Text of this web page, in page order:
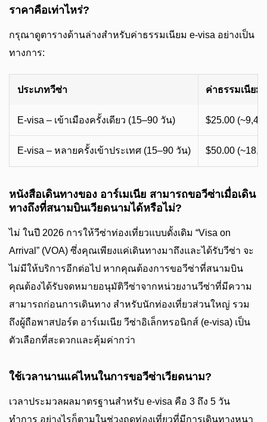
ราคาคือเท่าไหร่?
กรุณาดูตารางด้านล่างสำหรับค่าธรรมเนียม e-visa อย่างเป็น
ทางการ:
ประเภทวีซ่า ค่าธรรมเนียม
E-visa – เข้าเมืองครั้งเดียว (15–90 วัน) $25.00
E-visa – หลายครั้งเข้าประเทศ (15–90 วัน) $50.00
หนังสือเดินทางของ อาร์เมเนีย สามารถขอวีซ่าเมื่อเดิน
ทางถึงที่สนามบินเวียดนามได้หรือไม่?
ไม่ ในปี 2026 การให้วีซ่าท่องเที่ยวแบบดั้งเดิม “Visa on
Arrival” (VOA) ซึ่งคุณเพียงแค่เดินทางมาถึงและได้รับวีซ่า จะ
ไม่มีให้บริการอีกต่อไป หากคุณต้องการขอวีซ่าที่สนามบิน
คุณต้องได้รับจดหมายอนุมัติวีซ่าจากหน่วยงานวีซ่าที่มีความ
สามารถก่อนการเดินทาง สำหรับนักท่องเที่ยวส่วนใหญ่ รวม
ถึงผู้ถือพาสปอร์ต อาร์เมเนีย วีซ่าอิเล็กทรอนิกส์ (e-visa) เป็น
ตัวเลือกที่สะดวกและคุ้มค่ากว่า
ใช้เวลานานแค่ไหนในการขอวีซ่าเวียดนาม?
เวลาประมวลผลมาตรฐานสำหรับ e-visa คือ 3 ถึง 5 วัน
ทำการ อย่างไรก็ตามในช่วงฤดูท่องเที่ยวที่มีการเดินทางหนา